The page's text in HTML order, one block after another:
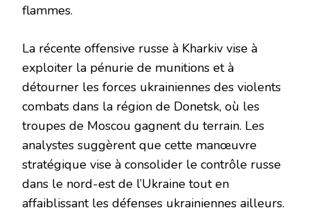
flammes.
La récente offensive russe à Kharkiv vise à
exploiter la pénurie de munitions et à
détourner les forces ukrainiennes des violents
combats dans la région de Donetsk, où les
troupes de Moscou gagnent du terrain. Les
analystes suggèrent que cette manœuvre
stratégique vise à consolider le contrôle russe
dans le nord-est de l’Ukraine tout en
affaiblissant les défenses ukrainiennes ailleurs.